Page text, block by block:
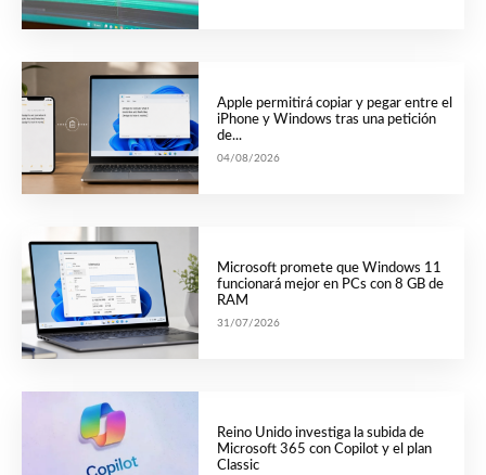
Apple permitirá copiar y pegar entre el
iPhone y Windows tras una petición
de...
04/08/2026
Microsoft promete que Windows 11
funcionará mejor en PCs con 8 GB de
RAM
31/07/2026
Reino Unido investiga la subida de
Microsoft 365 con Copilot y el plan
Classic